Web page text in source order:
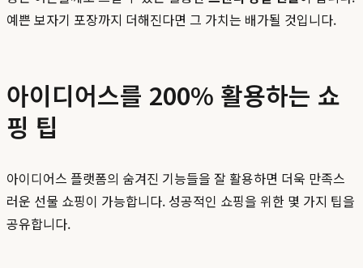
예쁜 보자기 포장까지 더해진다면 그 가치는 배가될 것입니다.
아이디어스를 200% 활용하는 쇼
핑 팁
아이디어스 플랫폼의 숨겨진 기능들을 잘 활용하면 더욱 만족스
러운 선물 쇼핑이 가능합니다. 성공적인 쇼핑을 위한 몇 가지 팁을
공유합니다.